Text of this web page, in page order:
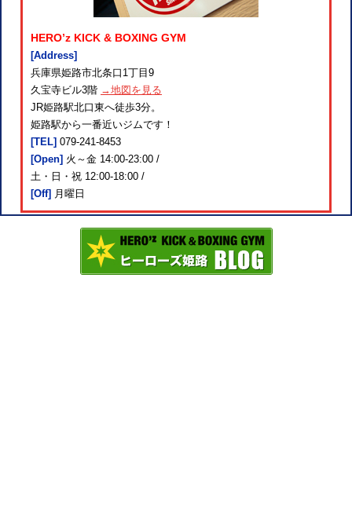
HERO’z KICK & BOXING GYM
[Address]
兵庫県姫路市北条口1丁目9
久宝寺ビル3階 →地図を見る
JR姫路駅北口東へ徒歩3分。
姫路駅から一番近いジムです！
[TEL] 079-241-8453
[Open] 火～金 14:00-23:00 /
土・日・祝 12:00-18:00 /
[Off] 月曜日